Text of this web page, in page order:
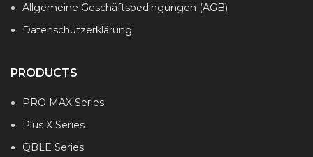
Allgemeine Geschäftsbedingungen (AGB)
Datenschutzerklärung
PRODUCTS
PRO MAX Series
Plus X Series
QBLE Series